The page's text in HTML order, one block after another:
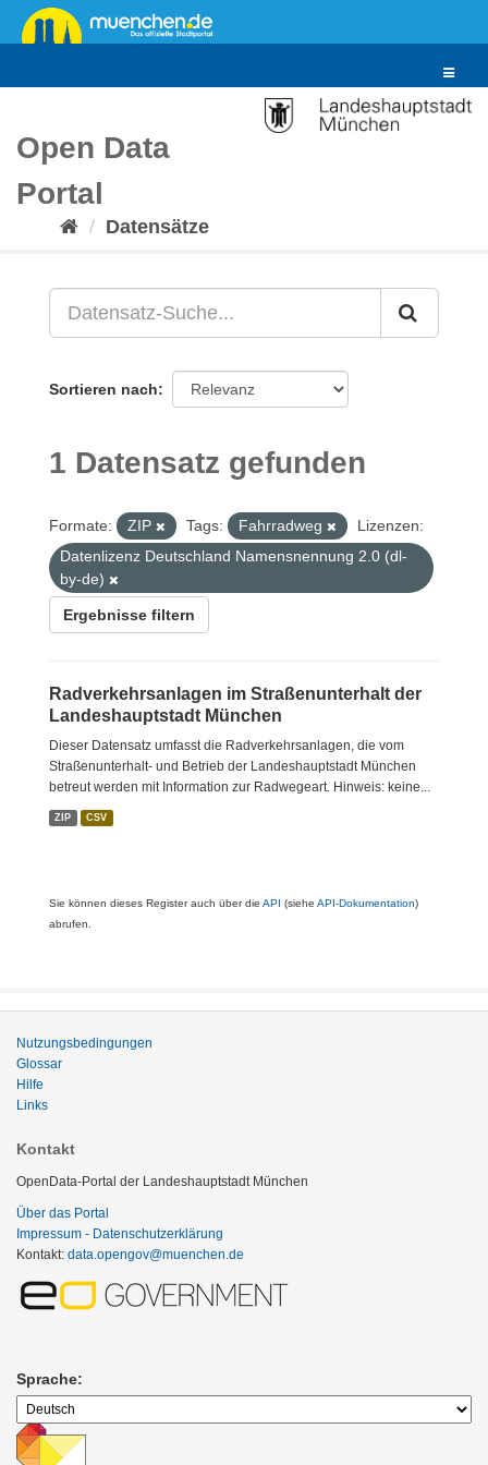
Überspringen
zum
Toggle
Open Data
Portal
Datensätze
Sortieren nach
1 Datensatz gefunden
Formate: ZIP Tags: Fahrradweg
Lizenzen:
Datenlizenz Deutschland Namensnennung 2.0 (dl-
by-de)
Ergebnisse filtern
Radverkehrsanlagen im Straßenunterhalt der
Landeshauptstadt München
Dieser Datensatz umfasst die Radverkehrsanlagen, die vom
Straßenunterhalt- und Betrieb der Landeshauptstadt München
betreut werden mit Information zur Radwegeart. Hinweis: keine...
ZIP CSV
Sie können dieses Register auch über die API (siehe API-Dokumentation)
abrufen.
Nutzungsbedingungen
Glossar
Hilfe
Links
Kontakt
OpenData-Portal der Landeshauptstadt München
Über das Portal
Impressum - Datenschutzerklärung
Kontakt: data.opengov@muenchen.de
Sprache